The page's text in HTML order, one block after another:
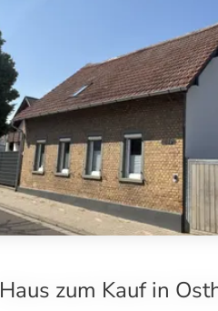
Haus zum Kauf in